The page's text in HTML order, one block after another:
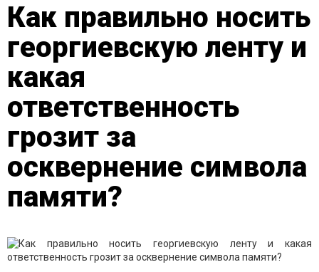
Как правильно носить
георгиевскую ленту и
какая
ответственность
грозит за
осквернение символа
памяти?